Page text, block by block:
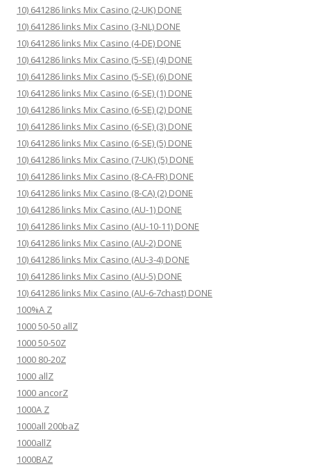
10) 641286 links Mix Casino (2-UK) DONE
10) 641286 links Mix Casino (3-NL) DONE
10) 641286 links Mix Casino (4-DE) DONE
10) 641286 links Mix Casino (5-SE) (4) DONE
10) 641286 links Mix Casino (5-SE) (6) DONE
10) 641286 links Mix Casino (6-SE) (1) DONE
10) 641286 links Mix Casino (6-SE) (2) DONE
10) 641286 links Mix Casino (6-SE) (3) DONE
10) 641286 links Mix Casino (6-SE) (5) DONE
10) 641286 links Mix Casino (7-UK) (5) DONE
10) 641286 links Mix Casino (8-CA-FR) DONE
10) 641286 links Mix Casino (8-CA) (2) DONE
10) 641286 links Mix Casino (AU-1) DONE
10) 641286 links Mix Casino (AU-10-11) DONE
10) 641286 links Mix Casino (AU-2) DONE
10) 641286 links Mix Casino (AU-3-4) DONE
10) 641286 links Mix Casino (AU-5) DONE
10) 641286 links Mix Casino (AU-6-7chast) DONE
100%A Z
1000 50-50 allZ
1000 50-50Z
1000 80-20Z
1000 allZ
1000 ancorZ
1000A Z
1000all 200baZ
1000allZ
1000BAZ